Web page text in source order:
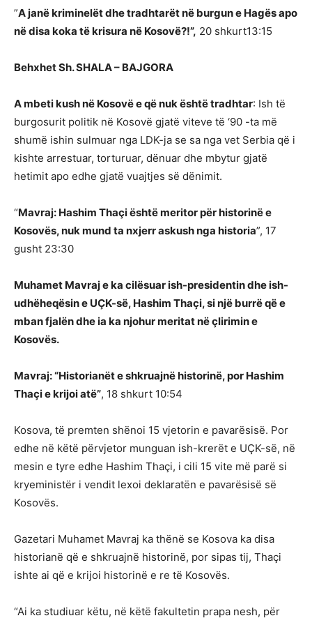
”A janë kriminelët dhe tradhtarët në burgun e Hagës apo
në disa koka të krisura në Kosovë?!”, 20 shkurt13:15
Behxhet Sh. SHALA – BAJGORA
A mbeti kush në Kosovë e që nuk është tradhtar: Ish të
burgosurit politik në Kosovë gjatë viteve të ‘90 -ta më
shumë ishin sulmuar nga LDK-ja se sa nga vet Serbia që i
kishte arrestuar, torturuar, dënuar dhe mbytur gjatë
hetimit apo edhe gjatë vuajtjes së dënimit.
“Mavraj: Hashim Thaçi është meritor për historinë e
Kosovës, nuk mund ta nxjerr askush nga historia”, 17
gusht 23:30
Muhamet Mavraj e ka cilësuar ish-presidentin dhe ish-
udhëheqësin e UÇK-së, Hashim Thaçi, si një burrë që e
mban fjalën dhe ia ka njohur meritat në çlirimin e
Kosovës.
Mavraj: “Historianët e shkruajnë historinë, por Hashim
Thaçi e krijoi atë”, 18 shkurt 10:54
Kosova, të premten shënoi 15 vjetorin e pavarësisë. Por
edhe në këtë përvjetor munguan ish-krerët e UÇK-së, në
mesin e tyre edhe Hashim Thaçi, i cili 15 vite më parë si
kryeministër i vendit lexoi deklaratën e pavarësisë së
Kosovës.
Gazetari Muhamet Mavraj ka thënë se Kosova ka disa
historianë që e shkruajnë historinë, por sipas tij, Thaçi
ishte ai që e krijoi historinë e re të Kosovës.
“Ai ka studiuar këtu, në këtë fakultetin prapa nesh, për